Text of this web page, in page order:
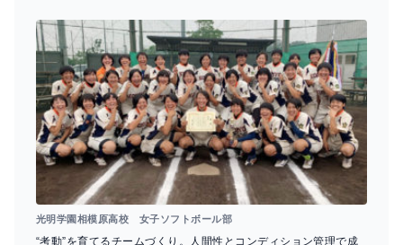
光明学園相模原高校 女子ソフトボール部
“考動”を育てるチームづくり。人間性とコンディション管理で成